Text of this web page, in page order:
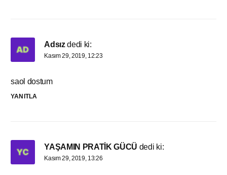
Adsız dedi ki:
Kasım 29, 2019, 12:23
saol dostum
YANITLA
YAŞAMIN PRATİK GÜCÜ dedi ki:
Kasım 29, 2019, 13:26